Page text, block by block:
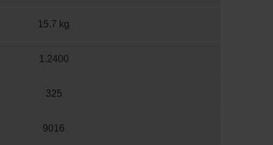
15.7 kg
1.2400
325
9016